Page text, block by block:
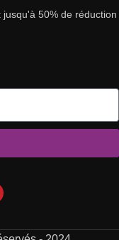
50% de réduction